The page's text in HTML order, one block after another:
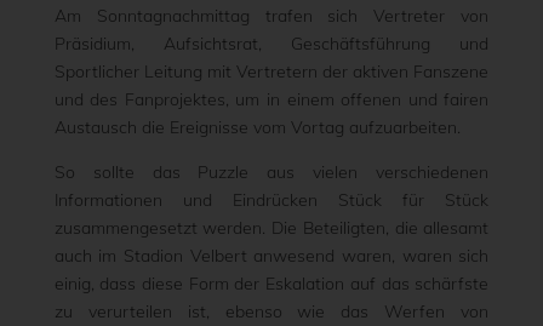
Am Sonntagnachmittag trafen sich Vertreter von
Präsidium, Aufsichtsrat, Geschäftsführung und
Sportlicher Leitung mit Vertretern der aktiven Fanszene
und des Fanprojektes, um in einem offenen und fairen
Austausch die Ereignisse vom Vortag aufzuarbeiten.
So sollte das Puzzle aus vielen verschiedenen
Informationen und Eindrücken Stück für Stück
zusammengesetzt werden. Die Beteiligten, die allesamt
auch im Stadion Velbert anwesend waren, waren sich
einig, dass diese Form der Eskalation auf das schärfste
zu verurteilen ist, ebenso wie das Werfen von